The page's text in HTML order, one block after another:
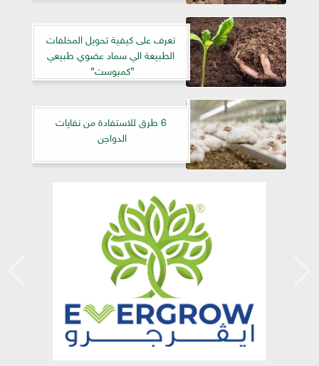
تعرف على كيفية تحويل المخلفات
الطبيعة الي سماد عضوي طبيعي
”كمبوست”
6 طرق للاستفادة من نفايات
الدواجن